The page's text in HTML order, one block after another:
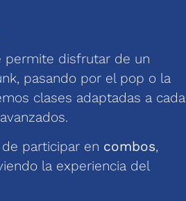
permite disfrutar de un
pasando por el pop o la
clases adaptadas a cada
participar en combos,
la experiencia del